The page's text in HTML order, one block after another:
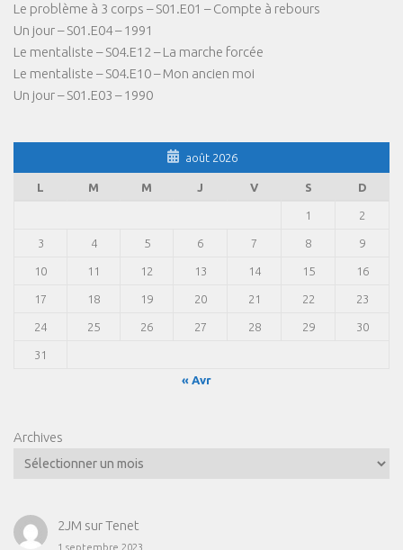
Le problème à 3 corps – S01.E01 – Compte à rebours
Un jour – S01.E04 – 1991
Le mentaliste – S04.E12 – La marche forcée
Le mentaliste – S04.E10 – Mon ancien moi
Un jour – S01.E03 – 1990
août 2026
L M M J V S D
1 2
3 4 5 6 7 8 9
10 11 12 13 14 15 16
17 18 19 20 21 22 23
24 25 26 27 28 29 30
31
« Avr
Archives
2JM surTenet
1 septembre 2023